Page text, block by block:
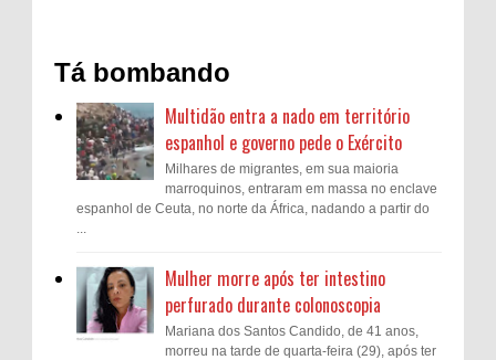
Tá bombando
Multidão entra a nado em território
espanhol e governo pede o Exército
Milhares de migrantes, em sua maioria
marroquinos, entraram em massa no enclave
espanhol de Ceuta, no norte da África, nadando a partir do
...
Mulher morre após ter intestino
perfurado durante colonoscopia
Mariana dos Santos Candido, de 41 anos,
morreu na tarde de quarta-feira (29), após ter